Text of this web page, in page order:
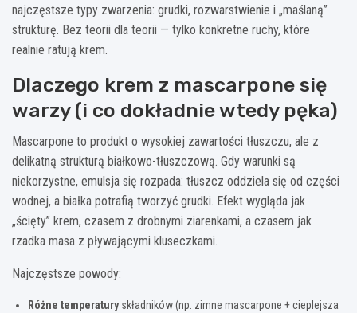
najczęstsze typy zwarzenia: grudki, rozwarstwienie i „maślaną”
strukturę. Bez teorii dla teorii — tylko konkretne ruchy, które
realnie ratują krem.
Dlaczego krem z mascarpone się
warzy (i co dokładnie wtedy pęka)
Mascarpone to produkt o wysokiej zawartości tłuszczu, ale z
delikatną strukturą białkowo-tłuszczową. Gdy warunki są
niekorzystne, emulsja się rozpada: tłuszcz oddziela się od części
wodnej, a białka potrafią tworzyć grudki. Efekt wygląda jak
„ścięty” krem, czasem z drobnymi ziarenkami, a czasem jak
rzadka masa z pływającymi kluseczkami.
Najczęstsze powody:
Różne temperaturyskładników (np. zimne mascarpone + cieplejsza